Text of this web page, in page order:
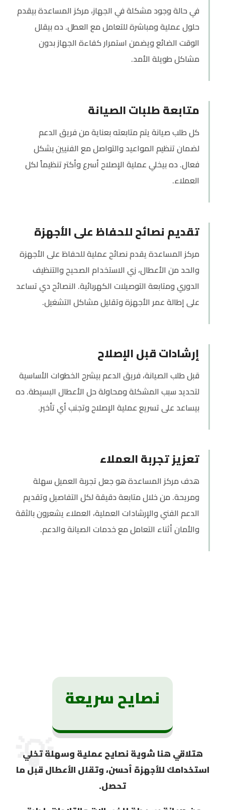
في حالة وجود مشكلة في الجهاز، مركز المساعدة بيقدم
حلول عملية ومباشرة للتعامل مع العطل. ده بيقلل
الوقت الضائع ويضمن استمرار كفاءة الجهاز بدون
مشاكل طويلة الأمد.
متابعة طلبات الصيانة
كل طلب صيانة يتم متابعته بعناية من فريق الدعم
لضمان تنظيم المواعيد والتواصل مع الفنيين بشكل
فعال. ده بيخلي عملية الإصلاح أسرع وأكتر تنظيماً لكل
العملاء.
تقديم نصائح للحفاظ على الأجهزة
مركز المساعدة يقدم نصائح عملية للحفاظ على الأجهزة
والحد من الأعطال، زي الاستخدام الصحيح والتنظيف
الدوري ومتابعة التوصيلات الكهربائية. النصائح دي تساعد
على إطالة عمر الأجهزة وتقليل مشاكل التشغيل.
إرشادات قبل الإصلاح
قبل طلب الصيانة، فريق الدعم بيشرح الخطوات الأساسية
لتحديد سبب المشكلة ومحاولة حل الأعطال البسيطة. ده
بيساعد على تسريع عملية الإصلاح وتجنب أي تأخير.
تعزيز تجربة العملاء
هدف مركز المساعدة هو جعل تجربة العميل سهلة
ومريحة. من خلال متابعة دقيقة لكل التفاصيل وتقديم
الدعم الفني والإرشادات العملية، العملاء يشعرون بالثقة
والأمان أثناء التعامل مع خدمات الصيانة والدعم.
💡
نصايح سريعة
هتلاقي هنا شوية نصايحعملية وسهلةتخلي
استخدامك للأجهزة أحسن، وتقلل الأعطال قبل ما
تحصل.